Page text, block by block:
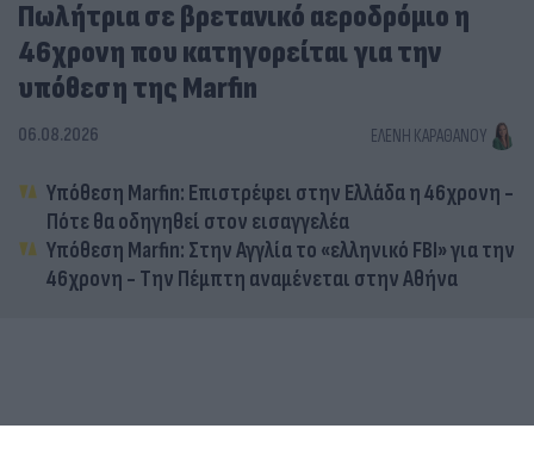
Πωλήτρια σε βρετανικό αεροδρόμιο η
46χρονη που κατηγορείται για την
υπόθεση της Marfin
06.08.2026 ΕΛΈΝΗ ΚΑΡΑΘΆΝΟΥ
Υπόθεση Marfin: Επιστρέφει στην Ελλάδα η 46χρονη -
Πότε θα οδηγηθεί στον εισαγγελέα
Υπόθεση Marfin: Στην Αγγλία το «ελληνικό FBI» για την
46χρονη - Την Πέμπτη αναμένεται στην Αθήνα